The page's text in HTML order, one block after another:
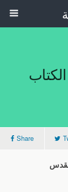
الكتاب
Share